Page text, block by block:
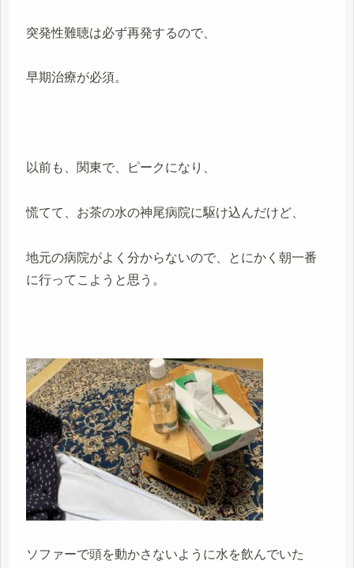
突発性難聴は必ず再発するので、
早期治療が必須。
以前も、関東で、ピークになり、
慌てて、お茶の水の神尾病院に駆け込んだけど、
地元の病院がよく分からないので、とにかく朝一番
に行ってこようと思う。
ソファーで頭を動かさないように水を飲んでいた